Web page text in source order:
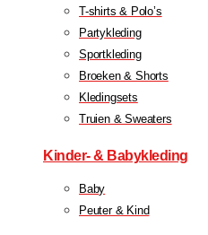
T-shirts & Polo’s
Partykleding
Sportkleding
Broeken & Shorts
Kledingsets
Truien & Sweaters
Kinder- & Babykleding
Baby
Peuter & Kind